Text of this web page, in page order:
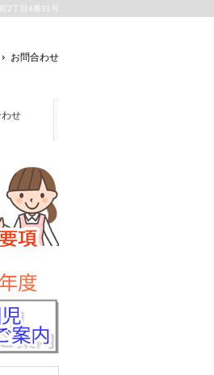
2丁目4番31号
お問合わせ
わせ